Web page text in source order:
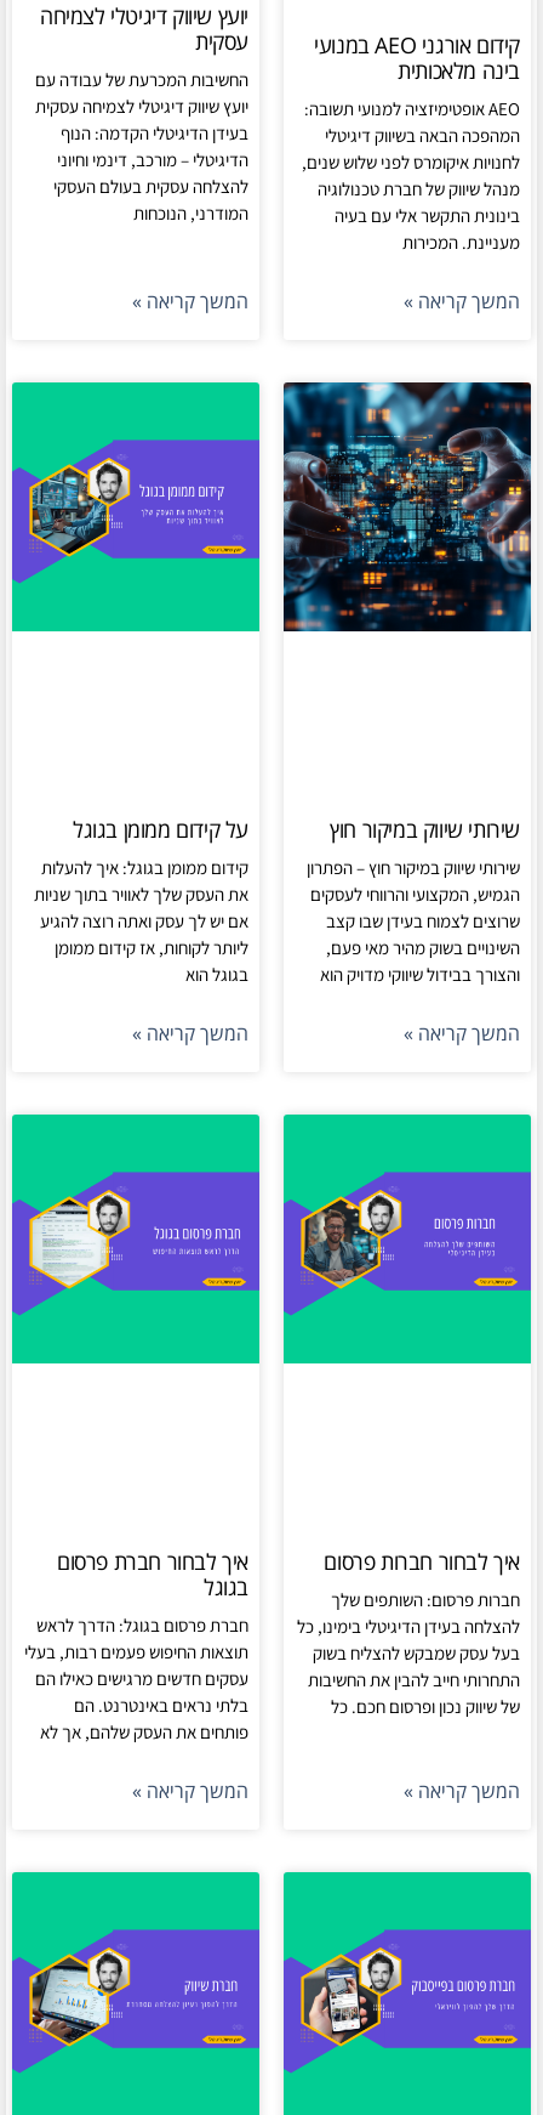
קידום אורגני AEO במנועי
בינה מלאכותית
AEO אופטימיזציה למנועי תשובה:
המהפכה הבאה בשיווק דיגיטלי
לחנויות איקומרס לפני שלוש שנים,
מנהל שיווק של חברת טכנולוגיה
בינונית התקשר אלי עם בעיה
מעניינת. המכירות
המשך קריאה »
יועץ שיווק דיגיטלי לצמיחה
עסקית
החשיבות המכרעת של עבודה עם
יועץ שיווק דיגיטלי לצמיחה עסקית
בעידן הדיגיטלי הקדמה: הנוף
הדיגיטלי – מורכב, דינמי וחיוני
להצלחה עסקית בעולם העסקי
המודרני, הנוכחות
המשך קריאה »
שירותי שיווק במיקור חוץ
שירותי שיווק במיקור חוץ – הפתרון
הגמיש, המקצועי והרווחי לעסקים
שרוצים לצמוח בעידן שבו קצב
השינויים בשוק מהיר מאי פעם,
והצורך בבידול שיווקי מדויק הוא
המשך קריאה »
על קידום ממומן בגוגל
קידום ממומן בגוגל: איך להעלות
את העסק שלך לאוויר בתוך שניות
אם יש לך עסק ואתה רוצה להגיע
ליותר לקוחות, אז קידום ממומן
בגוגל הוא
המשך קריאה »
איך לבחור חברות פרסום
חברות פרסום: השותפים שלך
להצלחה בעידן הדיגיטלי בימינו, כל
בעל עסק שמבקש להצליח בשוק
התחרותי חייב להבין את החשיבות
של שיווק נכון ופרסום חכם. כל
המשך קריאה »
איך לבחור חברת פרסום
בגוגל
חברת פרסום בגוגל: הדרך לראש
תוצאות החיפוש פעמים רבות, בעלי
עסקים חדשים מרגישים כאילו הם
בלתי נראים באינטרנט. הם
פותחים את העסק שלהם, אך לא
המשך קריאה »